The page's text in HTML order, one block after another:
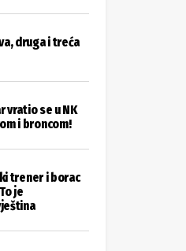
druga i treća
vratio se u NK
i broncom!
trener i borac
je